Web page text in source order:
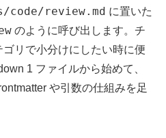
code/review.md に置いた
のように呼び出します。チ
リで小分けにしたい時に便
1 ファイルから始めて、
や引数の仕組みを足